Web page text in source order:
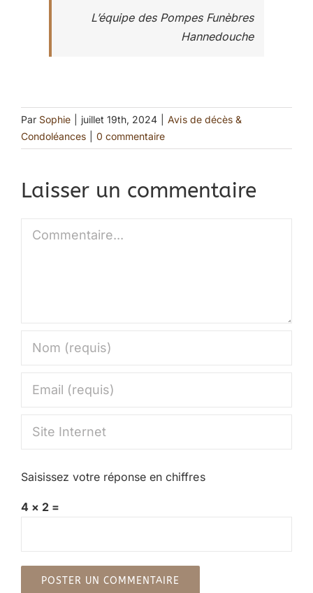
L’équipe des Pompes Funèbres
Hannedouche
Par Sophie juillet 19th, 2024
Avis de décès &
Condoléances
0 commentaire
Laisser un commentaire
Saisissez votre réponse en chiffres
4 × 2 =